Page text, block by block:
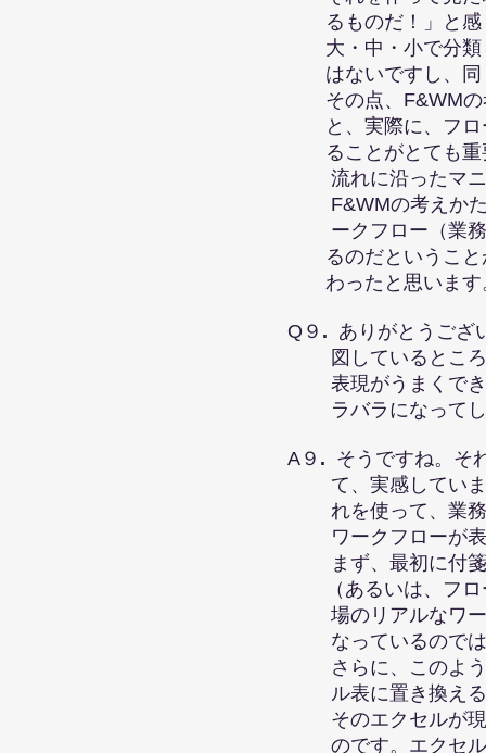
るものだ！」と感
大・中・小で分類
はないですし、同
その点、F&WMの
と、実際に、フロ
ることがとても重
流れに沿ったマニ
F&WMの考えかた
ークフロー（業務
るのだということ
わったと思います
Q９ . ありがとうござ
図しているところ
表現がうまくでき
ラバラになってし
A９ . そうですね。そ
て、実感していま
れを使って、業務
ワークフローが表
まず、最初に付箋
（あるいは、フロ
場のリアルなワー
なっているのでは
さらに、このよう
ル表に置き換える
そのエクセルが現
のです。エクセル